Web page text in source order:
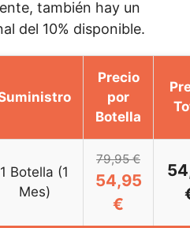
también hay un
del 10% disponible.
Precio
por
Botella
1 Botella (1
Mes)
79,95 €
54,95
€